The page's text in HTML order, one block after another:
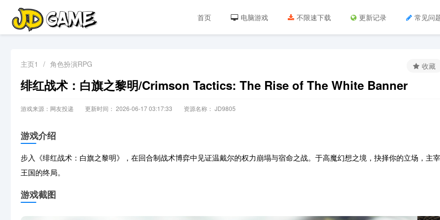
首页 电脑游戏 不限速下载 更新记录 常见问
主页1 / 角色扮演RPG
绯红战术：白旗之黎明/Crimson Tactics: The Rise of The White Banner
游戏来源：网友投递 更新时间： 2026-06-17 03:17:33 资源名称： JD9805
收藏
游戏介绍
步入《绯红战术：白旗之黎明》，在回合制战术博弈中见证温戴尔的权力崩塌与宿命之战。于高魔幻想之境，抉择你的立场，主宰
王国的终局。
游戏截图